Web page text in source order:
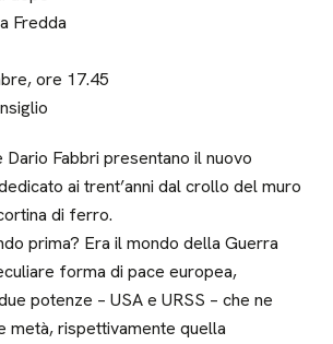
Fredda
ore 17.45
Dario Fabbri presentano il nuovo
ai trent’anni dal crollo del muro
di ferro.
prima? Era il mondo della Guerra
forma di pace europea,
potenze – USA e URSS – che ne
metà, rispettivamente quella